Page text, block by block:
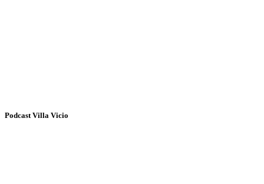
Podcast Villa Vicio